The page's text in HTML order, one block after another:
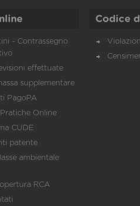
- Contrassegno
effettuate
supplementare
PagoPA
Online
CUDE
patente
ambientale
RCA
Codice